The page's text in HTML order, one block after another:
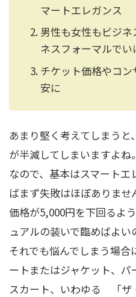
マートエレガンス
男性も女性もビジ
ネスフォーマルでい
チケット価格やコ
安に
あまり堅く考えてしまう
が半減してしまいますよね。
なので、基本はスマート
ばまず失敗はほぼありま
価格が5,000円を下回るよ
ュアルの装いで臨めばよ
それでも悩んでしまう場
ートまたはジャケット、
スカート、いわゆる 「ザ